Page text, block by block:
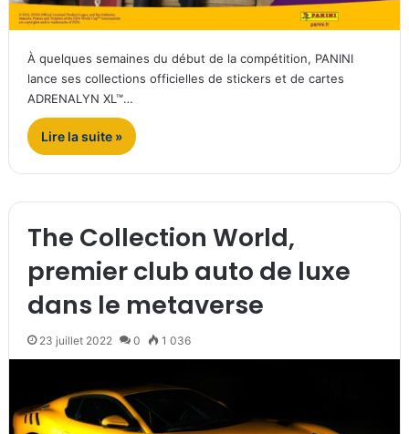
À quelques semaines du début de la compétition, PANINI
lance ses collections officielles de stickers et de cartes
ADRENALYN XL™…
Lire la suite »
The Collection World,
premier club auto de luxe
dans le metaverse
23 juillet 2022 0 1 036